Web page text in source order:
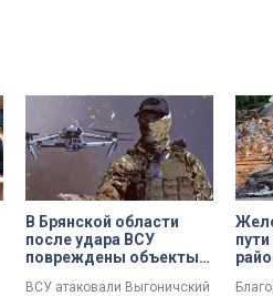
В Брянской области
после удара ВСУ
повреждены объекты
ВСУ атаковали Выгоничский